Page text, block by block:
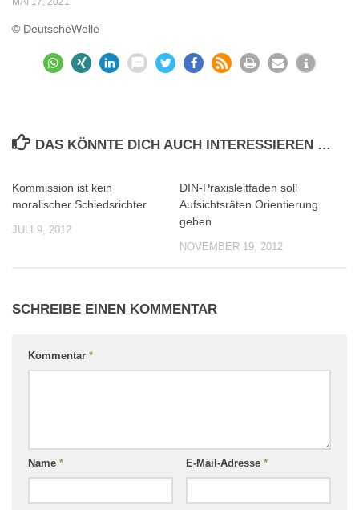
© DeutscheWelle
DAS KÖNNTE DICH AUCH INTERESSIEREN …
Kommission ist kein
moralischer Schiedsrichter
JULI 9, 2012
DIN-Praxisleitfaden soll
Aufsichtsräten Orientierung
geben
NOVEMBER 19, 2012
SCHREIBE EINEN KOMMENTAR
Kommentar *
Name * E-Mail-Adresse *